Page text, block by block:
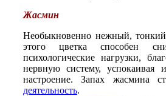
Жасмин
Необыкновенно нежный,
этого цветка способен
психологические нагрузки,
нервную систему, успокаивая
настроение. Запах жасмина
деятельность.